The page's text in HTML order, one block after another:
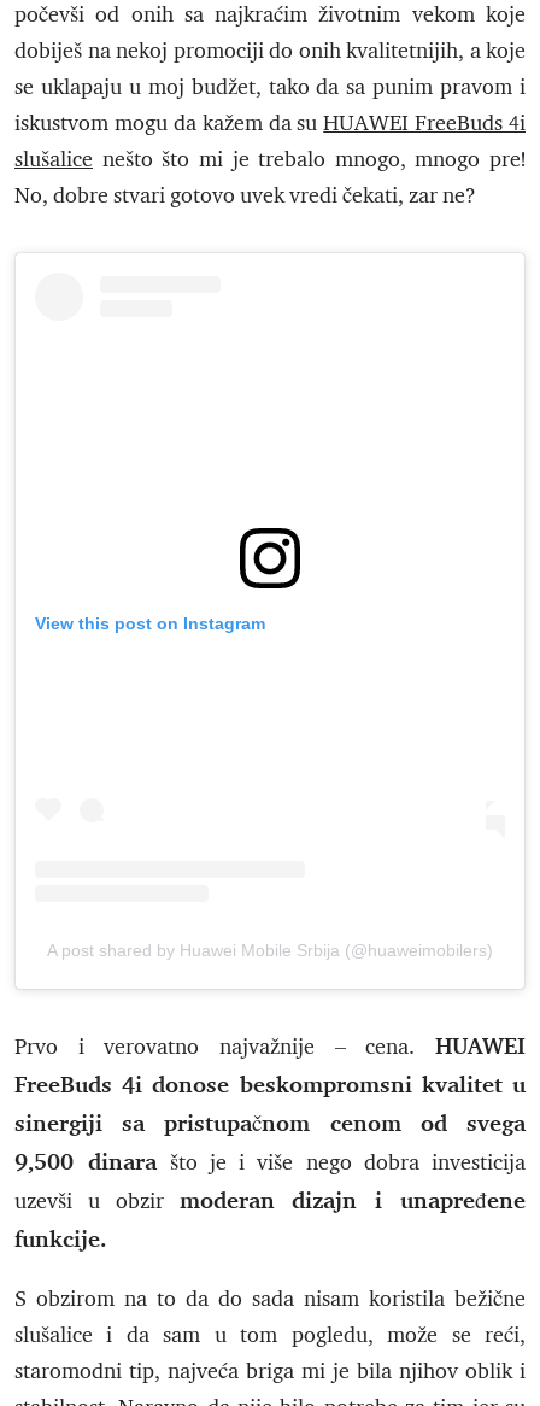
počevši od onih sa najkraćim životnim vekom koje
dobiješ na nekoj promociji do onih kvalitetnijih, a koje
se uklapaju u moj budžet, tako da sa punim pravom i
iskustvom mogu da kažem da suHUAWEI FreeBuds 4i
slušalice nešto što mi je trebalo mnogo, mnogo pre!
No, dobre stvari gotovo uvek vredi čekati, zar ne?
View this post on Instagram
A post shared by Huawei Mobile Srbija (@huaweimobilers)
Prvo i verovatno najvažnije – cena. HUAWEI
FreeBuds 4i donose beskompromsni kvalitet u
sinergiji sa pristupačnom cenom od svega
9,500 dinarašto je i više nego dobra investicija
uzevši u obzir moderan dizajn i unapređene
funkcije.
S obzirom na to da do sada nisam koristila bežične
slušalice i da sam u tom pogledu, može se reći,
staromodni tip, najveća briga mi je bila njihov oblik i